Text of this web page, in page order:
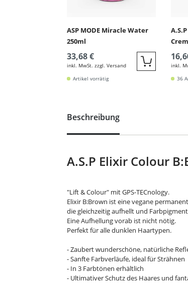
ASP MODE Miracle Water
250ml
33,68 €
inkl. MwSt. zzgl. Versand Quickbuy
Artikel vorrätig
inkl.
36
Beschreibung
A.S.P Elixir Colour
"Lift & Colour" mit GPS-TECnology.
Elixir B:Brown ist eine vegane
die gleichzeitig aufhellt und
Eine Aufhellung vorab ist nicht nötig.
Perfekt für alle dunklen Haartypen.
- Zaubert wunderschöne, natürliche
- Sanfte Farbverläufe, ideal für Strähnen
- In 3 Farbtönen erhältlich
- Ultimativer Schutz des Haares und